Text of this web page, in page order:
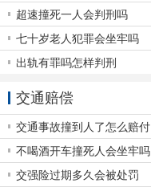
超速撞死一人会判刑吗
七十岁老人犯罪会坐牢吗
出轨有罪吗怎样判刑
交通赔偿
交通事故撞到人了怎么赔付
不喝酒开车撞死人会坐牢吗
交强险过期多久会被处罚